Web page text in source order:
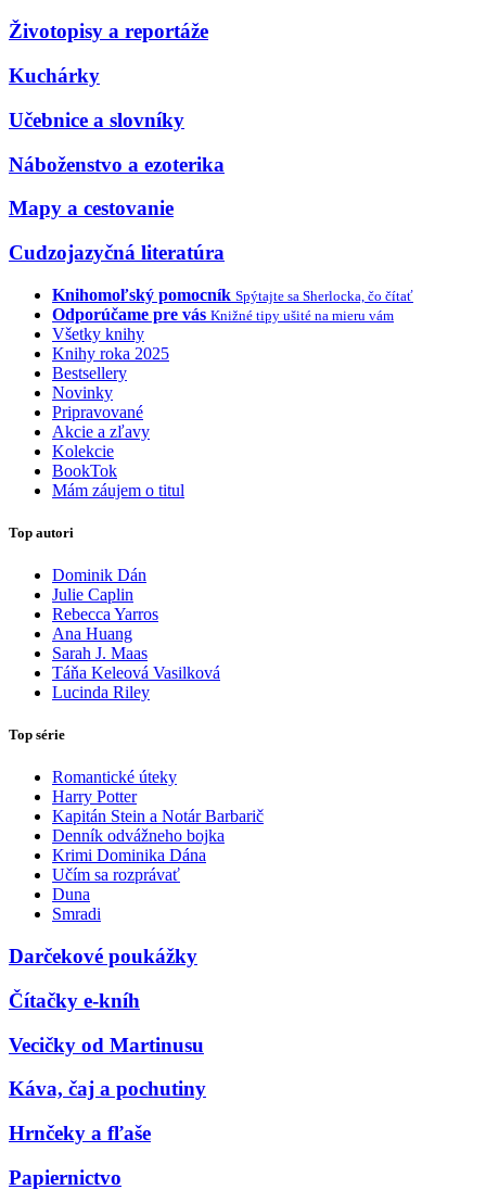
Životopisy a reportáže
Kuchárky
Učebnice a slovníky
Náboženstvo a ezoterika
Mapy a cestovanie
Cudzojazyčná literatúra
Knihomoľský pomocník Spýtajte sa Sherlocka, čo čítať
Odporúčame pre vás Knižné tipy ušité na mieru vám
Všetky knihy
Knihy roka 2025
Bestsellery
Novinky
Pripravované
Akcie a zľavy
Kolekcie
BookTok
Mám záujem o titul
Top autori
Dominik Dán
Julie Caplin
Rebecca Yarros
Ana Huang
Sarah J. Maas
Táňa Keleová Vasilková
Lucinda Riley
Top série
Romantické úteky
Harry Potter
Kapitán Stein a Notár Barbarič
Denník odvážneho bojka
Krimi Dominika Dána
Učím sa rozprávať
Duna
Smradi
Darčekové poukážky
Čítačky e-kníh
Vecičky od Martinusu
Káva, čaj a pochutiny
Hrnčeky a fľaše
Papiernictvo